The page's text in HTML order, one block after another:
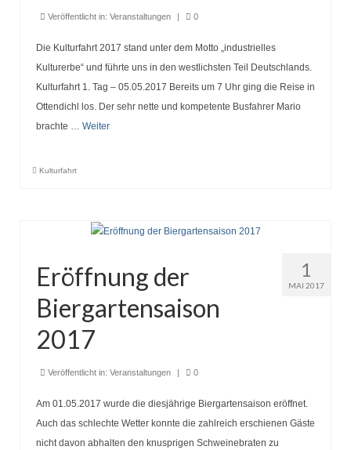
Veröffentlicht in: Veranstaltungen 0
Die Kulturfahrt 2017 stand unter dem Motto „industrielles
Kulturerbe“ und führte uns in den westlichsten Teil Deutschlands.
Kulturfahrt 1. Tag – 05.05.2017 Bereits um 7 Uhr ging die Reise in
Ottendichl los. Der sehr nette und kompetente Busfahrer Mario
brachte … Weiter
Kulturfahrt
1
MAI 2017
Eröffnung der
Biergartensaison
2017
Veröffentlicht in: Veranstaltungen | 0
Am 01.05.2017 wurde die diesjährige Biergartensaison eröffnet.
Auch das schlechte Wetter konnte die zahlreich erschienen Gäste
nicht davon abhalten den knusprigen Schweinebraten zu